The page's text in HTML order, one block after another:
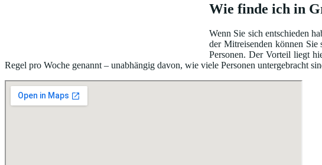
Wie finde ich in
Wenn Sie sich entschieden
der Mitreisenden können
Personen. Der Vorteil liegt
Regel pro Woche genannt – unabhängig davon, wie viele Personen untergebracht